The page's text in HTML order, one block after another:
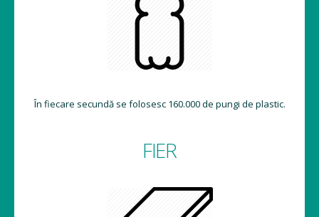
În fiecare secundă se folosesc 160.000 de pungi de plastic.
FIER